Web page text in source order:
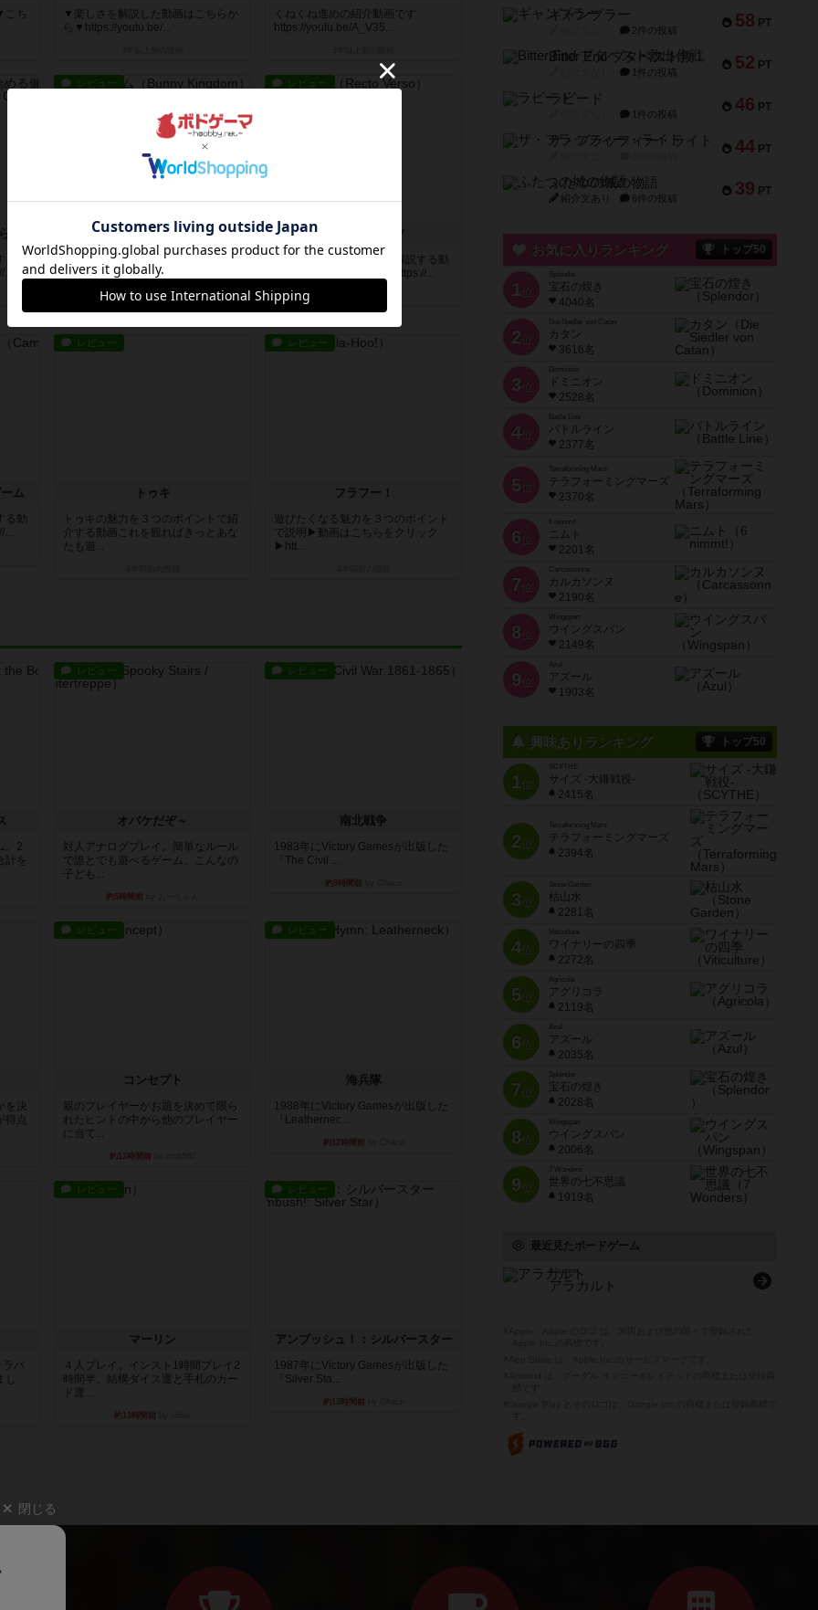
こち
▼楽しさを解説した動画はこちらか
ら▼https://youtu.be/...
くねくね進めの紹介動画です
https://youtu.be/A_V35...
レビュー
バニーキングダム
魅力を３つのポイントで解説する動
画こちらからどうぞ▶ https://...
4年弱前の投稿
レビュー
レクト・ベルソ
魅力を３つのポイントで解説する動
画こちらからどうぞ▶ https://...
ム
る動
...
レビュー
トゥキ
トゥキの魅力を３つのポイントで紹
介する動画これを観ればきっとあな
たも遊...
レビュー
フラフー！
遊びたくなる魅力を３つのポイント
で説明▶動画はこちらをクリック
▶htt...
。2
計を
レビュー
オバケだぞ～
対人アナログプレイ。簡単なルール
で誰とでも遊べるゲーム。こんなの
子ども...
約5時間前
レビュー
南北戦争
1983年にVictory Gamesが出版した
『The Civil ...
約9時間前
を決
得点
レビュー
コンセプト
親のプレイヤーがお題を決めて限ら
れたヒントの中から他のプレイヤー
に当て...
約12時間前
レビュー
海兵隊
1988年にVictory Gamesが出版した
『Leathernec...
約12時間前
パ
レビュー
マーリン
４人プレイ。インスト1時間プレイ2
時間半。結構ダイス運と手札のカー
ド運...
約13時間前
レビュー
アンブッシュ！：シルバースター
1987年にVictory Gamesが出版した
『Silver Sta...
約13時間前
58 PT
ギャンブラー
2件の投稿
52 PT
Bitter End ブタペスト救出作戦
1件の投稿
46 PT
ラピード
1件の投稿
44 PT
ザ・フラッフィー・ライト
39 PT
ふたつの城の物語
紹介文あり 6件の投稿
お気に入りランキング トップ50
1 位
宝石の煌き
4040名
2 位
Die Siedler von Catan
カタン
3616名
3 位
ドミニオン
2528名
4位
Battle Line
バトルライン
2377名
5 位
Terraforming Mars
テラフォーミングマーズ
2370名
6 位
ニムト
2201名
7 位
Carcassonne
カルカソンヌ
2190名
8 位
Wingspan
ウイングスパン
2149名
9 位
Azul
アズール
1903名
興味ありランキング トップ50
1位
SCYTHE
サイズ -大鎌戦役-
2415名
2位
Terraforming Mars
テラフォーミングマーズ
2394名
3位
Stone Garden
枯山水
2281名
4位
Viticulture
ワイナリーの四季
2272名
5位
Agricola
アグリコラ
2119名
6位
Azul
アズール
2035名
7位
宝石の煌き
2028名
8位
Wingspan
ウイングスパン
2006名
9位
7 Wonders
世界の七不思議
1919名
最近見たボードゲーム
A la carte
アラカルト
閉じる